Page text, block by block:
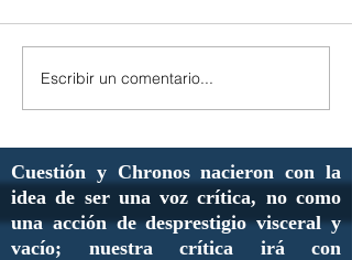
Escribir un comentario...
Cuestión y Chronos nacieron con la
idea de ser una voz crítica, no como
una acción de desprestigio visceral y
vacío; nuestra crítica irá con